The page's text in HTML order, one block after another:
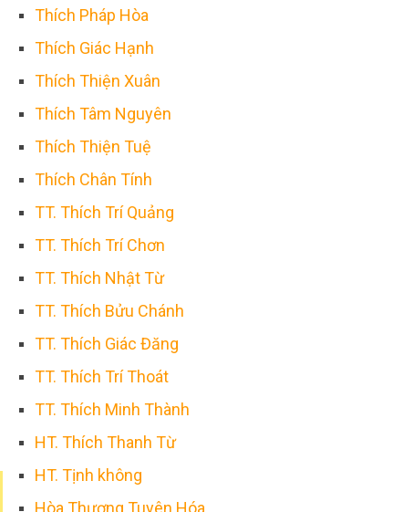
Thích Pháp Hòa
Thích Giác Hạnh
Thích Thiện Xuân
Thích Tâm Nguyên
Thích Thiện Tuệ
Thích Chân Tính
TT. Thích Trí Quảng
TT. Thích Trí Chơn
TT. Thích Nhật Từ
TT. Thích Bửu Chánh
TT. Thích Giác Đăng
TT. Thích Trí Thoát
TT. Thích Minh Thành
HT. Thích Thanh Từ
HT. Tịnh không